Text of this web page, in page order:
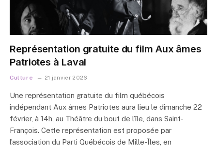
Représentation gratuite du film Aux âmes
Patriotes à Laval
Culture 21 janvier 2026
Une représentation gratuite du film québécois
indépendant Aux âmes Patriotes aura lieu le dimanche 22
février, à 14h, au Théâtre du bout de l’île, dans Saint-
François. Cette représentation est proposée par
l’association du Parti Québécois de Mille-Îles, en